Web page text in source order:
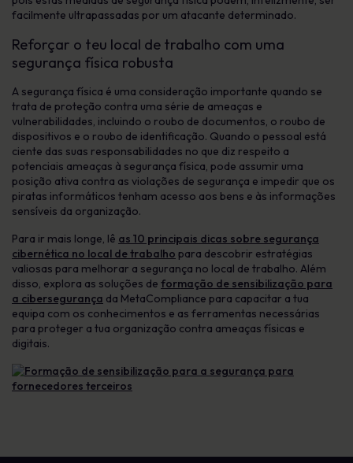
facilmente ultrapassadas por um atacante determinado.
Reforçar o teu local de trabalho com uma
segurança física robusta
A segurança física é uma consideração importante quando se
trata de proteção contra uma série de ameaças e
vulnerabilidades, incluindo o roubo de documentos, o roubo de
dispositivos e o roubo de identificação. Quando o pessoal está
ciente das suas responsabilidades no que diz respeito a
potenciais ameaças à segurança física, pode assumir uma
posição ativa contra as violações de segurança e impedir que os
piratas informáticos tenham acesso aos bens e às informações
sensíveis da organização.
Para ir mais longe, lê as 10 principais dicas sobre segurança
cibernética no local de trabalho para descobrir estratégias
valiosas para melhorar a segurança no local de trabalho. Além
disso, explora as soluções de formação de sensibilização para
a cibersegurança da MetaCompliance para capacitar a tua
equipa com os conhecimentos e as ferramentas necessárias
para proteger a tua organização contra ameaças físicas e
digitais.